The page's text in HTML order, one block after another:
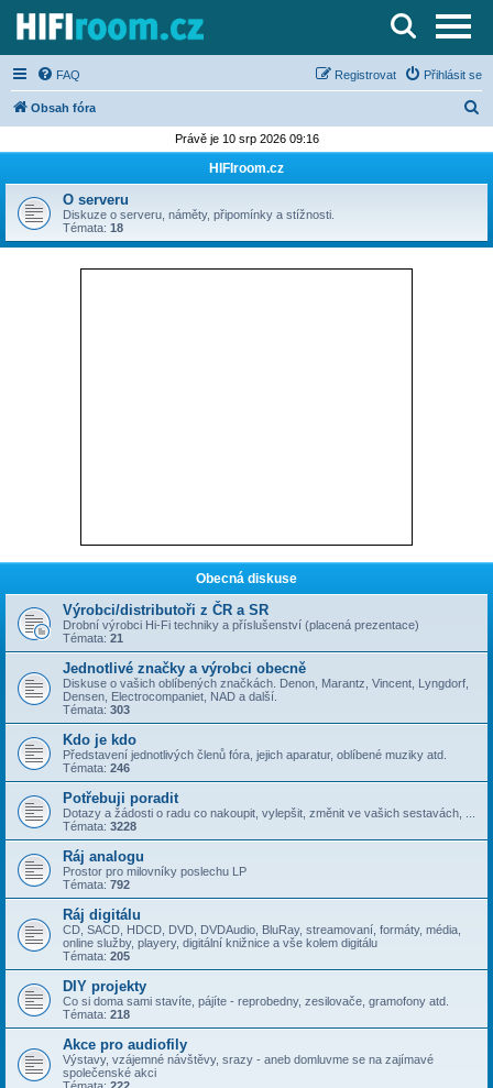
Server o Hi-Fi a AV technice
FAQ Přihlásit se
Registrovat
Obsah fóra
d
t
Právě je 10 srp 2026 09:16
HIFIroom.cz
O serveru
Diskuze o serveru, náměty, připomínky a stížnosti.
Témata: 18
Obecná diskuse
Výrobci/distributoři z ČR a SR
Drobní výrobci Hi-Fi techniky a příslušenství (placená prezentace)
Témata: 21
Jednotlivé značky a výrobci obecně
Diskuse o vašich oblíbených značkách. Denon, Marantz, Vincent, Lyngdorf,
Densen, Electrocompaniet, NAD a další.
Témata: 303
Kdo je kdo
Představení jednotlivých členů fóra, jejich aparatur, oblíbené muziky atd.
Témata: 246
Potřebuji poradit
Dotazy a žádosti o radu co nakoupit, vylepšit, změnit ve vašich sestavách, ...
Témata: 3228
Ráj analogu
Prostor pro milovníky poslechu LP
Témata: 792
Ráj digitálu
CD, SACD, HDCD, DVD, DVDAudio, BluRay, streamovaní, formáty, média,
online služby, playery, digitální knižnice a vše kolem digitálu
Témata: 205
DIY projekty
Co si doma sami stavíte, pájíte - reprobedny, zesilovače, gramofony atd.
Témata: 218
Akce pro audiofily
Výstavy, vzájemné návštěvy, srazy - aneb domluvme se na zajímavé
společenské akci